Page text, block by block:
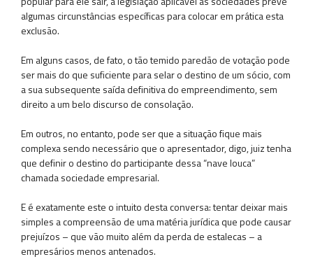
algumas circunstâncias específicas para colocar em prática esta
exclusão.
Em alguns casos, de fato, o tão temido paredão de votação pode
ser mais do que suficiente para selar o destino de um sócio, com
a sua subsequente saída definitiva do empreendimento, sem
direito a um belo discurso de consolação.
Em outros, no entanto, pode ser que a situação fique mais
complexa sendo necessário que o apresentador, digo, juiz tenha
que definir o destino do participante dessa “nave louca”
chamada sociedade empresarial.
E é exatamente este o intuito desta conversa: tentar deixar mais
simples a compreensão de uma matéria jurídica que pode causar
prejuízos – que vão muito além da perda de estalecas – a
empresários menos antenados.